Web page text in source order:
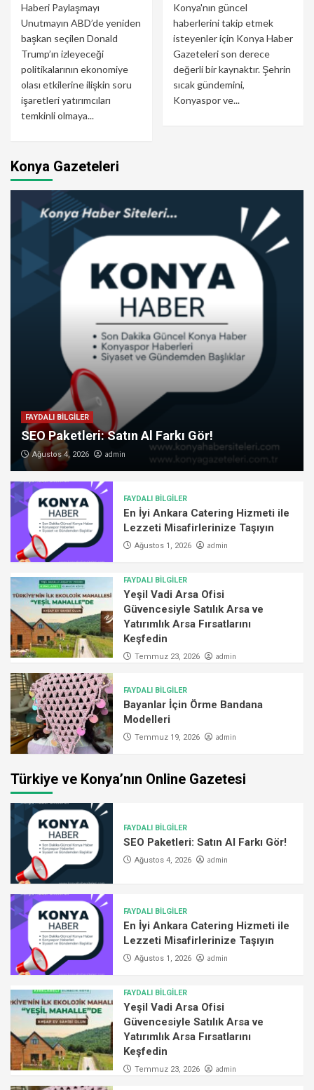
Haberi Paylaşmayı
Unutmayın ABD’de yeniden
başkan seçilen Donald
Trump’ın izleyeceği
politikalarının ekonomiye
olası etkilerine ilişkin soru
işaretleri yatırımcıları
temkinli olmaya...
Konya'nın güncel
haberlerini takip etmek
isteyenler için Konya Haber
Gazeteleri son derece
değerli bir kaynaktır. Şehrin
sıcak gündemini,
Konyaspor ve...
Konya Gazeteleri
FAYDALI BİLGİLER
SEO Paketleri: Satın Al Farkı Gör!
Ağustos 4, 2026 admin
FAYDALI BİLGİLER
En İyi Ankara Catering Hizmeti ile
Lezzeti Misafirlerinize Taşıyın
Ağustos 1, 2026 admin
FAYDALI BİLGİLER
Yeşil Vadi Arsa Ofisi
Güvencesiyle Satılık Arsa ve
Yatırımlık Arsa Fırsatlarını
Keşfedin
Temmuz 23, 2026 admin
FAYDALI BİLGİLER
Bayanlar İçin Örme Bandana
Modelleri
Temmuz 19, 2026 admin
Türkiye ve Konya’nın Online Gazetesi
FAYDALI BİLGİLER
SEO Paketleri: Satın Al Farkı Gör!
Ağustos 4, 2026 admin
FAYDALI BİLGİLER
En İyi Ankara Catering Hizmeti ile
Lezzeti Misafirlerinize Taşıyın
Ağustos 1, 2026 admin
FAYDALI BİLGİLER
Yeşil Vadi Arsa Ofisi
Güvencesiyle Satılık Arsa ve
Yatırımlık Arsa Fırsatlarını
Keşfedin
Temmuz 23, 2026 admin